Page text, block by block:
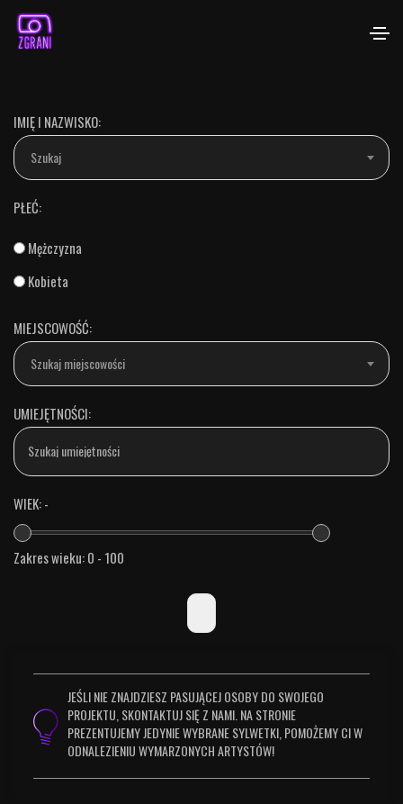
IMIĘ I NAZWISKO:
Szukaj
PŁEĆ:
Mężczyzna
Kobieta
MIEJSCOWOŚĆ:
Szukaj miejscowości
UMIEJĘTNOŚCI:
WIEK:-
Zakres wieku: 0 - 100
JEŚLI NIE ZNAJDZIESZ PASUJĄCEJ OSOBY DO SWOJEGO
PROJEKTU, SKONTAKTUJ SIĘ Z NAMI. NA STRONIE
PREZENTUJEMY JEDYNIE WYBRANE SYLWETKI, POMOŻEMY CI W
ODNALEZIENIU WYMARZONYCH ARTYSTÓW!